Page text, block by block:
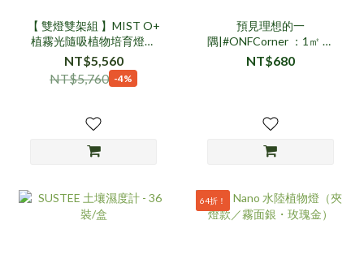
【 雙燈雙架組 】MIST O+
植霧光隨吸植物培育燈具
組- 米
NT$5,560
NT$5,760 -4%
預見理想的一
隅|#ONFCorner ：1㎡ 限
量藝術海報
NT$680
64折！